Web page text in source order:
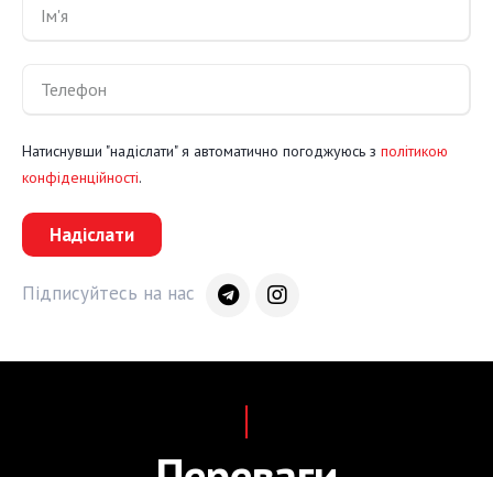
Натиснувши "надіслати" я автоматично погоджуюсь з політикою
конфіденційності.
Надіслати
Підписуйтесь на нас